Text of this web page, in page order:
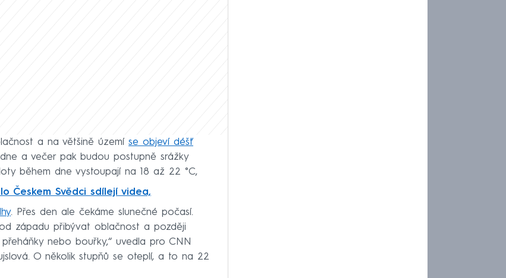
a na většině území se objeví déšť
a večer pak budou postupně srážky
během dne vystoupají na 18 až 22 °C,
Českem Svědci sdílejí videa,
. Přes den ale čekáme slunečné počasí.
západu přibývat oblačnost a později
nebo bouřky,“ uvedla pro CNN
O několik stupňů se oteplí, a to na 22